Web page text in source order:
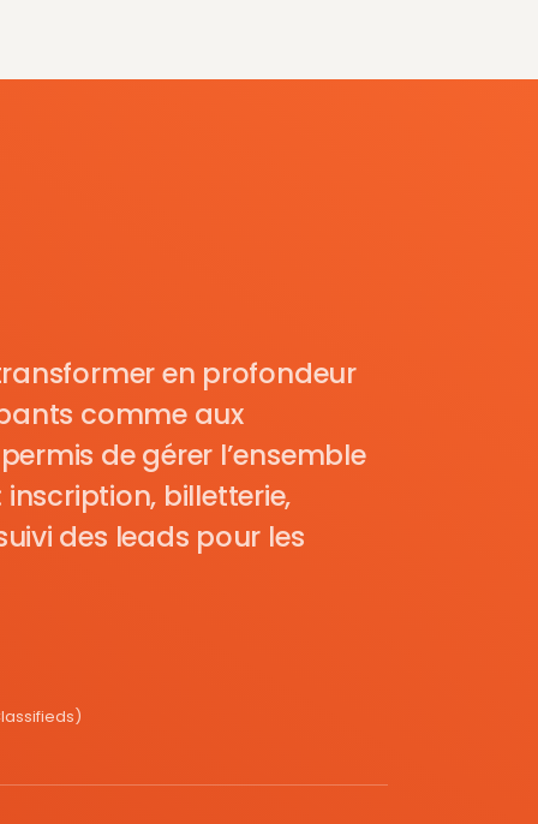
en profondeur
comme aux
de gérer l’ensemble
billetterie,
des leads pour les